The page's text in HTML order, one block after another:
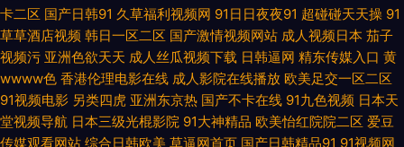
欧美操逼一区二区 97人妻啪啪 欧美大片1688 草草福利视频导航 色色思思
国产成人性虐a片 亚洲潮喷在线播放 狠狠干狠狠艹 伊人影院成人A片 麻豆白
丝抠逼 91在线观看网站 人妻丝袜中文字幕 超碰97人 午夜av资源 婷婷五月
卡二区 国产日韩91 久草福利视频网 91日日夜夜91 超碰碰天天操 91
草草酒店视频 韩日一区二区 国产激情视频网站 成人视频日本 茄子
视频污 亚洲色欲天天 成人丝瓜视频下载 日韩逼网 精东传媒入口 黄
wwww色 香港伦理电影在线 成人影院在线播放 欧美足交一区二区
91视频电影 另类四虎 亚洲东京热 国产不卡在线 91九色视频 日本天
堂视频导航 日本三级光棍影院 91大神精品 欧美怡红院院二区 爱豆
传媒观看网站 综合日韩欧美 草逼网首页 国产日韩精品91 91视频网